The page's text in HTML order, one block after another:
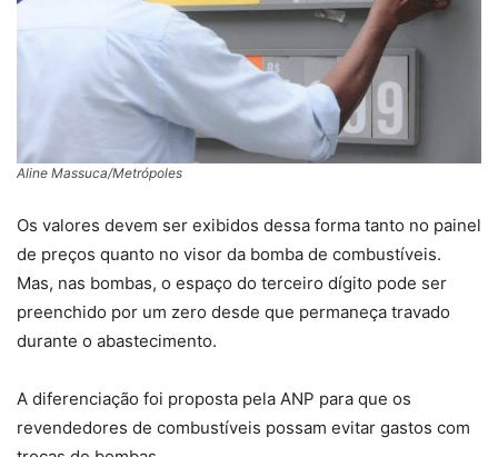
Aline Massuca/Metrópoles
Os valores devem ser exibidos dessa forma tanto no painel
de preços quanto no visor da bomba de combustíveis.
Mas, nas bombas, o espaço do terceiro dígito pode ser
preenchido por um zero desde que permaneça travado
durante o abastecimento.
A diferenciação foi proposta pela ANP para que os
revendedores de combustíveis possam evitar gastos com